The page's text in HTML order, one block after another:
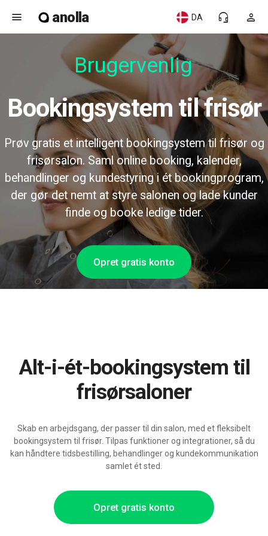
menu anolla person
headset_mic
DA
Brugervenlig
Bookingsystem til frisør
Prøv gratis et intelligent bookingsystem til frisør og
frisørsalon. Saml online booking, kalender,
behandlinger og kundestyring i ét bookingprogram,
der gør det nemt at styre salonen og lade kunder
finde og booke ledige tider.
Opret gratis konto
Opret gratis konto
Alt-i-ét-bookingsystem til
frisørsaloner
Skab en arbejdsgang, der passer til din salon, med et fleksibelt
bookingsystem til frisør. Tilpas funktioner og integrationer, så du
kan håndtere tidsbestilling, behandlinger og kundekommunikation
samlet ét sted.